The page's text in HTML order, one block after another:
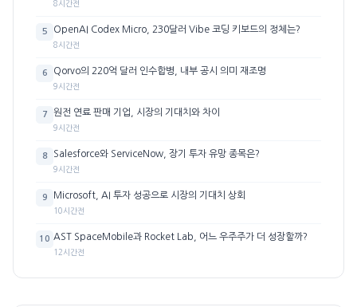
8시간전
5 OpenAI Codex Micro, 230달러 Vibe 코딩 키보드의 정체는?
8시간전
6 Qorvo의 220억 달러 인수합병, 내부 공시 의미 재조명
9시간전
7 원전 연료 판매 기업, 시장의 기대치와 차이
9시간전
8 Salesforce와 ServiceNow, 장기 투자 유망 종목은?
9시간전
9 Microsoft, AI 투자 성공으로 시장의 기대치 상회
10시간전
10 AST SpaceMobile과 Rocket Lab, 어느 우주주가 더 성장할까?
12시간전